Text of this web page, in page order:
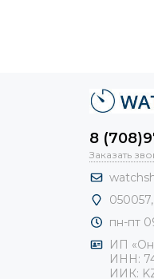
8
Заказать
пн-пт
ИП
ИНН:
ИИК: